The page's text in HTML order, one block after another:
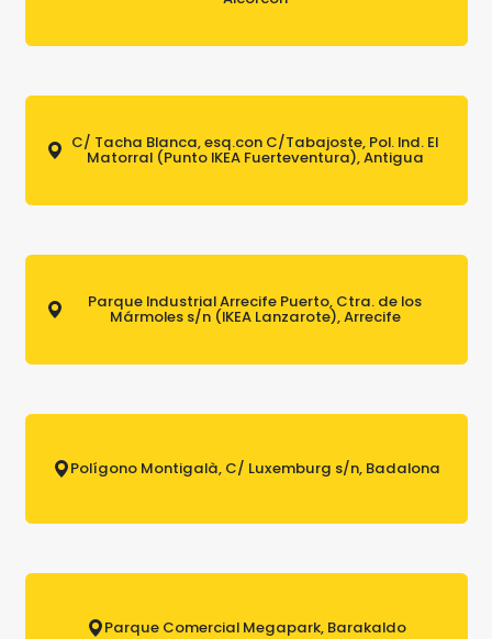
C/ Tacha Blanca, esq.con C/Tabajoste, Pol. Ind. El
Matorral (Punto IKEA Fuerteventura), Antigua
Parque Industrial Arrecife Puerto, Ctra. de los
Mármoles s/n (IKEA Lanzarote), Arrecife
Polígono Montigalà, C/ Luxemburg s/n, Badalona
Parque Comercial Megapark, Barakaldo